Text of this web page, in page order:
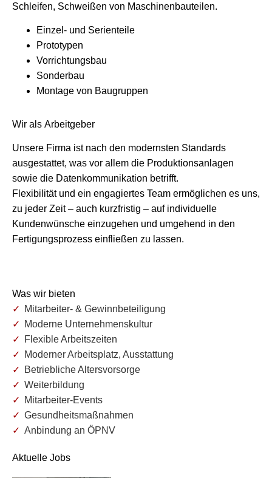
Schleifen, Schweißen von Maschinenbauteilen.
Einzel- und Serienteile
Prototypen
Vorrichtungsbau
Sonderbau
Montage von Baugruppen
Wir als Arbeitgeber
Unsere Firma ist nach den modernsten Standards
ausgestattet, was vor allem die Produktionsanlagen
sowie die Datenkommunikation betrifft.
Flexibilität und ein engagiertes Team ermöglichen es uns,
zu jeder Zeit – auch kurzfristig – auf individuelle
Kundenwünsche einzugehen und umgehend in den
Fertigungsprozess einfließen zu lassen.
Was wir bieten
Mitarbeiter- & Gewinnbeteiligung
Moderne Unternehmenskultur
Flexible Arbeitszeiten
Moderner Arbeitsplatz, Ausstattung
Betriebliche Altersvorsorge
Weiterbildung
Mitarbeiter-Events
Gesundheitsmaßnahmen
Anbindung an ÖPNV
Aktuelle Jobs